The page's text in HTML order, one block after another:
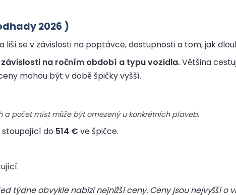
2026 )
se v závislosti na poptávce, dostupnosti a tom, jak
na ročním období a typu vozidla.Většina
mohou být v době špičky vyšší.
počet míst může být omezený u konkrétních plaveb.
stoupající do 514 € ve špičce.
týdne obvykle nabízí nejnižší ceny. Ceny jsou nejvyšší o